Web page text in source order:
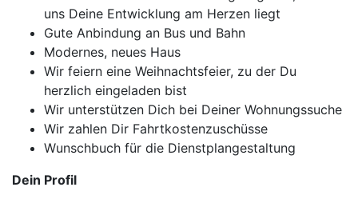
uns Deine Entwicklung am Herzen liegt
Gute Anbindung an Bus und Bahn
Modernes, neues Haus
Wir feiern eine Weihnachtsfeier, zu der Du
herzlich eingeladen bist
Wir unterstützen Dich bei Deiner Wohnungssuche
Wir zahlen Dir Fahrtkostenzuschüsse
Wunschbuch für die Dienstplangestaltung
Dein Profil